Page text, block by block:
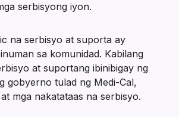
serbisyong iyon.
na serbisyo at suporta ay
sa komunidad. Kabilang
at suportang ibinibigay ng
gobyerno tulad ng Medi-Cal,
mga nakatataas na serbisyo.